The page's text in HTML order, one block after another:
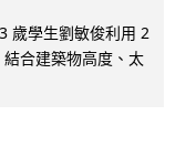
歲學生劉敏俊利用 2
合建築物高度、太